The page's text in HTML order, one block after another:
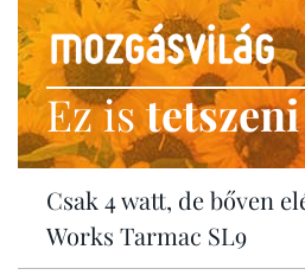
Ez istetszeni
Csak 4 watt, de bőven
Works Tarmac SL9